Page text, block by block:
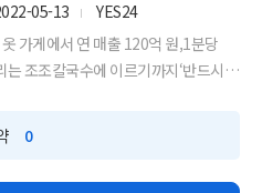
05-13
YES24
가게에서 연 매출 120억 원,1분당
조조칼국수에 이르기까지‘반드시
0